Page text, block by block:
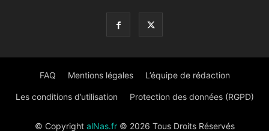
FAQ Mentions légales L’équipe de rédaction
Les conditions d’utilisation Protection des données (RGPD)
© Copyright alNas.fr© 2026 Tous Droits Réservés